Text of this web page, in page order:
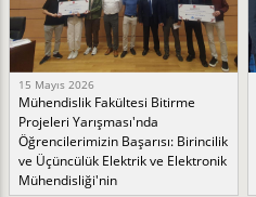
15 Mayıs 2026
Mühendislik Fakültesi Bitirme
Projeleri Yarışması'nda
Öğrencilerimizin Başarısı: Birincilik
ve Üçüncülük Elektrik ve Elektronik
Mühendisliği'nin